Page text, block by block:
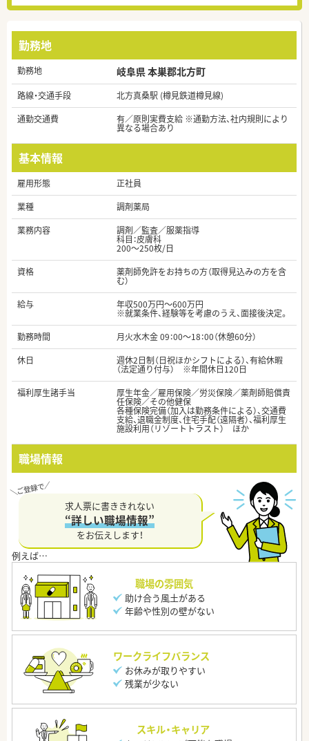
勤務地
勤務地 岐阜県 本巣郡北方町
路線・交通手段
北方真桑駅 (樽見鉄道樽見線)
通勤交通費
有／原則実費支給 ※通勤方法、社内規則により
異なる場合あり
基本情報
雇用形態
正社員
業種
調剤薬局
業務内容
調剤／監査／服薬指導
科目：皮膚科
200～250枚/日
資格
薬剤師免許をお持ちの方（取得見込みの方を含
む）
給与
年収500万円～600万円
※就業条件、経験等を考慮のうえ、面接後決定。
勤務時間
月火水木金 09：00～18：00（休憩60分）
休日
週休2日制（日祝ほかシフトによる）、有給休暇
（法定通り付与） ※年間休日120日
福利厚生諸手当
厚生年金／雇用保険／労災保険／薬剤師賠償責
任保険／その他健保
各種保険完備（加入は勤務条件による）、交通費
支給、退職金制度、住宅手配（遠隔者）、福利厚生
施設利用（リゾートトラスト） ほか
職場情報
求人票に書ききれない
“詳しい職場情報”
をお伝えします！
職場の雰囲気
助け合う風土がある
年齢や性別の壁がない
ワークライフバランス
お休みが取りやすい
残業が少ない
スキル・キャリア